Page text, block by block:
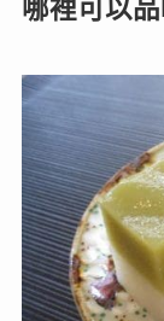
哪裡可以